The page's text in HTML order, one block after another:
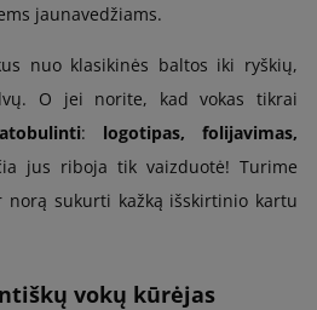
jaunavedžiams.
nuo klasikinės baltos iki ryškių,
O jei norite, kad vokas tikrai
: logotipas, folijavimas,
jus riboja tik vaizduotė! Turime
norą sukurti kažką išskirtinio kartu
vokų kūrėjas